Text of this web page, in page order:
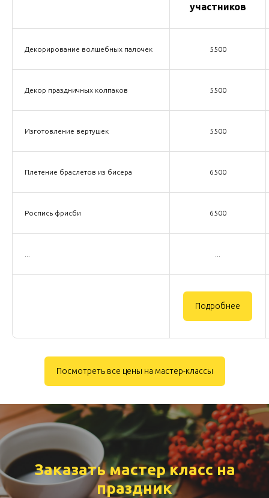
участников
Декорирование волшебных палочек 5500
Декор праздничных колпаков 5500
Изготовление вертушек 5500
Плетение браслетов из бисера 6500
Роспись фрисби 6500
Подробнее
Посмотреть все цены на мастер-классы
Заказать мастер класс на
праздник